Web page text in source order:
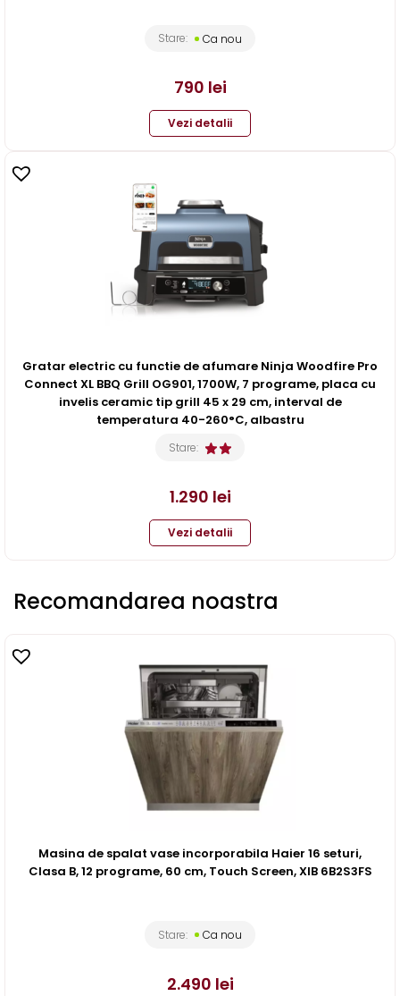
Stare: Ca nou
790 lei
Vezi detalii
Gratar electric cu functie de afumare Ninja Woodfire Pro
Connect XL BBQ Grill OG901, 1700W, 7 programe, placa cu
invelis ceramic tip grill 45 x 29 cm, interval de
temperatura 40-260°C, albastru
Stare:
1.290 lei
Vezi detalii
Recomandarea noastra
Masina de spalat vase incorporabila Haier 16 seturi,
Clasa B, 12 programe, 60 cm, Touch Screen, XIB 6B2S3FS
Stare: Ca nou
2.490 lei